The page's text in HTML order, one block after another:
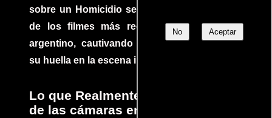
No Aceptar
sobre un Homicidio se ha convertido en uno
de los filmes más recomendados del cine
argentino, cautivando audiencias y dejando
su huella en la escena internacional.
Lo que Realmente Sucedió detrás
de las cámaras en Jurassic Park